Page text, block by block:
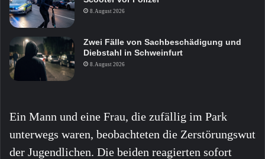
8. August 2026
Zwei Fälle von Sachbeschädigung und
Diebstahl in Schweinfurt
8. August 2026
Ein Mann und eine Frau, die zufällig im Park
unterwegs waren, beobachteten die Zerstörungswut
der Jugendlichen. Die beiden reagierten sofort